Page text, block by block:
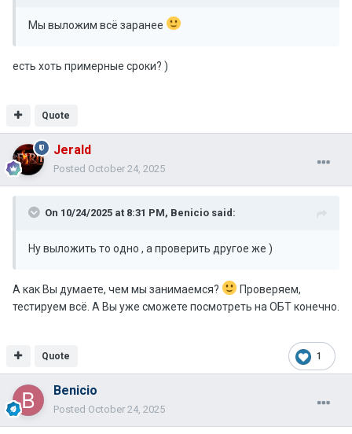
Мы выложим всё заранее
есть хоть примерные сроки? )
Quote
Jerald
Posted October 24, 2025
On 10/24/2025 at 8:31 PM, Benicio said:
Ну выложить то одно , а проверить другое же )
А как Вы думаете, чем мы занимаемся?
Проверяем,
тестируем всё. А Вы уже сможете посмотреть на ОБТ конечно.
1
Quote
Benicio
Posted October 24, 2025